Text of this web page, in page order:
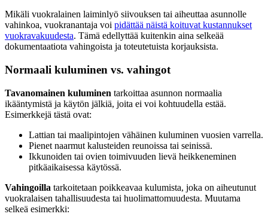
Mikäli vuokralainen laiminlyö siivouksen tai aiheuttaa asunnolle
vahinkoa, vuokranantaja voi pidättää näistä koituvat kustannukset
vuokravakuudesta. Tämä edellyttää kuitenkin aina selkeää
dokumentaatiota vahingoista ja toteutetuista korjauksista.
Normaali kuluminen vs. vahingot
Tavanomainen kuluminen tarkoittaa asunnon normaalia
ikääntymistä ja käytön jälkiä, joita ei voi kohtuudella estää.
Esimerkkejä tästä ovat:
Lattian tai maalipintojen vähäinen kuluminen vuosien varrella.
Pienet naarmut kalusteiden reunoissa tai seinissä.
Ikkunoiden tai ovien toimivuuden lievä heikkeneminen
pitkäaikaisessa käytössä.
Vahingoilla tarkoitetaan poikkeavaa kulumista, joka on aiheutunut
vuokralaisen tahallisuudesta tai huolimattomuudesta. Muutama
selkeä esimerkki: